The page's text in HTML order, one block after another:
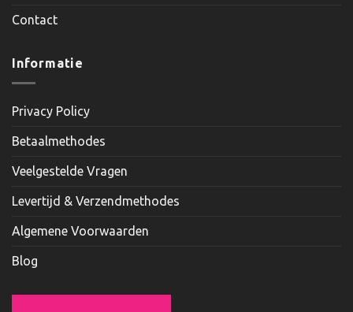
Contact
Informatie
Privacy Policy
Betaalmethodes
Veelgestelde Vragen
Levertijd & Verzendmethodes
Algemene Voorwaarden
Blog